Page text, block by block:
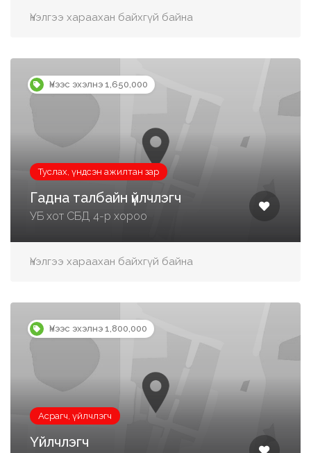
Үнэлгээ хараахан байхгүй байна
Үнээс эхэлнэ 1,650,000
Туслах, үндсэн ажилтан зар
Гадна талбайн үйлчлэгч
УБ хот СБД 4-р хороо
Үнэлгээ хараахан байхгүй байна
Үнээс эхэлнэ 1,800,000
Асрагч, үйлчлэгч
Үйлчлэгч